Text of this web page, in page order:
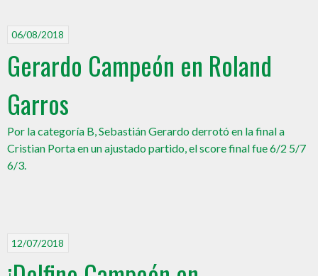
06/08/2018
Gerardo Campeón en Roland
Garros
Por la categoría B, Sebastián Gerardo derrotó en la final a
Cristian Porta en un ajustado partido, el score final fue 6/2 5/7
6/3.
12/07/2018